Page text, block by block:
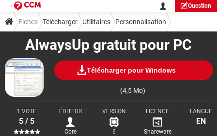
Question
AlwaysUp gratuit pour PC
Télécharger pour Windows
(4,5 Mo)
1 VOTE
5 / 5
ÉDITEUR
Core
VERSION
6
LICENCE
Shareware
LANGUE
EN
Fiches Télécharger Utilitaires Personnalisation